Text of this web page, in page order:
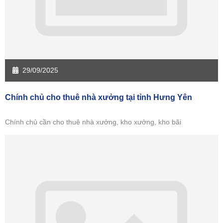
29/09/2025
Chính chủ cho thuê nhà xưởng tại tỉnh Hưng Yên
Chính chủ cần cho thuê nhà xưởng, kho xưởng, kho bãi